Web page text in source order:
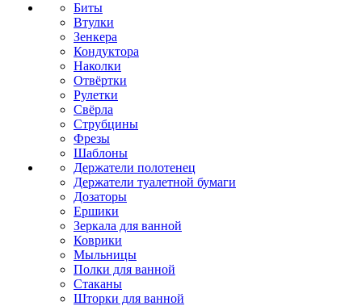
Биты
Втулки
Зенкера
Кондуктора
Наколки
Отвёртки
Рулетки
Свёрла
Струбцины
Фрезы
Шаблоны
Держатели полотенец
Держатели туалетной бумаги
Дозаторы
Ершики
Зеркала для ванной
Коврики
Мыльницы
Полки для ванной
Стаканы
Шторки для ванной